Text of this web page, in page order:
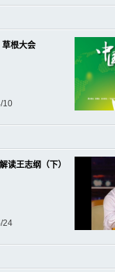
根大会
10
读王志纲（下）
24